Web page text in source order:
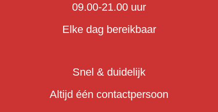
09.00-21.00 uur
Elke dag bereikbaar
Snel & duidelijk
Altijd één contactpersoon